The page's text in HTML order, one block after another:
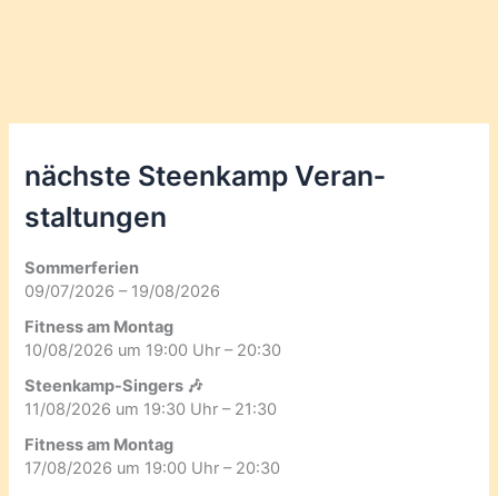
nächste Steenkamp Veran­
staltungen
Sommerferien
09/07/2026 – 19/08/2026
Fitness am Montag
10/08/2026 um 19:00 Uhr – 20:30
Steenkamp-Singers 🎶
11/08/2026 um 19:30 Uhr – 21:30
Fitness am Montag
17/08/2026 um 19:00 Uhr – 20:30